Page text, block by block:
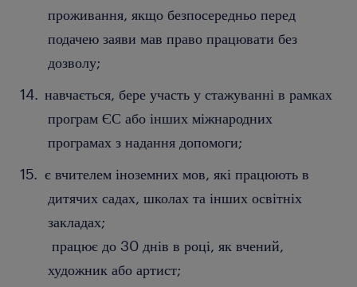
проживання, якщо безпосередньо перед
подачею заяви мав право працювати без
дозволу;
навчається, бере участь у стажуванні в рамках
програм ЄС або інших міжнародних
програмах з надання допомоги;
є вчителем іноземних мов, які працюють в
дитячих садах, школах та інших освітніх
закладах;
працює до 30 днів в році, як вчений,
художник або артист;